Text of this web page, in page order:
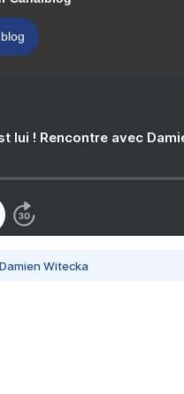
lui ! Rencontre avec
Witecka